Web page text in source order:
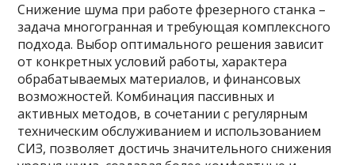
Снижение шума при работе фрезерного станка –
задача многогранная и требующая комплексного
подхода. Выбор оптимального решения зависит
от конкретных условий работы, характера
обрабатываемых материалов, и финансовых
возможностей. Комбинация пассивных и
активных методов, в сочетании с регулярным
техническим обслуживанием и использованием
СИЗ, позволяет достичь значительного снижения